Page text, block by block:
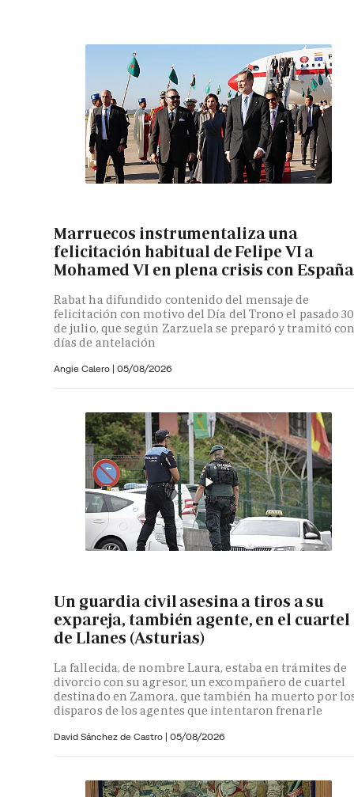
Marruecos instrumentaliza una
felicitación habitual de Felipe VI a
Mohamed VI en plena crisis con España
Rabat ha difundido contenido del mensaje de
felicitación con motivo del Día del Trono el pasado 30
de julio, que según Zarzuela se preparó y tramitó
días de antelación
Angie Calero | 05/08/2026
Un guardia civil asesina a tiros a su
expareja, también agente, en el cuartel
de Llanes (Asturias)
La fallecida, de nombre Laura, estaba en trámites de
divorcio con su agresor, un excompañero de cuartel
destinado en Zamora, que también ha muerto por
disparos de los agentes que intentaron frenarle
David Sánchez de Castro | 05/08/2026